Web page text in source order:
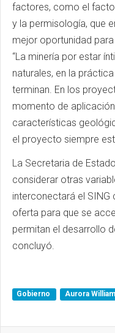
factores, como el
y la permisología, que
mejor oportunidad
“La minería por estar
naturales, en la
terminan. En los
momento de
características
el proyecto siempre
La Secretaria de
considerar otras
interconectará el SING
oferta para que se
permitan el desarrollo
concluyó.
Gobierno Aurora